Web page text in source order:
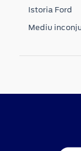
Istoria Ford
Mediu